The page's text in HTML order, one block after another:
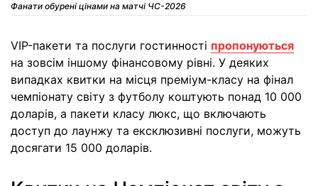
Фанати обурені цінами на матчі ЧС-2026
VIP-пакети та послуги гостинності пропонуються
на зовсім іншому фінансовому рівні. У деяких
випадках квитки на місця преміум-класу на фінал
чемпіонату світу з футболу коштують понад 10 000
доларів, а пакети класу люкс, що включають
доступ до лаунжу та ексклюзивні послуги, можуть
досягати 15 000 доларів.